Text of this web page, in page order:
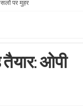
पर मुहर
तैयार: ओपी